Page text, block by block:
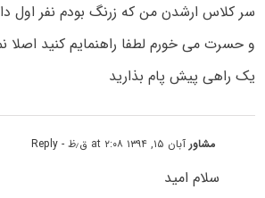
سر کلاس ارشدن من که زرنگ بودم نفر اول
و حسرت می خورم لطفا راهنمایم کنید اصلا
یک راهی پیش پام بذارید
مشاورآبان ۱۵, ۱۳۹۴ at ۲:۰۸ ق٫ظ - Reply
سلام امید